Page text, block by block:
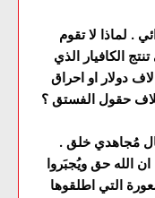
. لماذا لا تقوم
الكافيار الذي
يصل سعر الكيلو الواحد منه إلى 3000 الاف دولار او احراق
حقول الفستق ؟
مُجاهدي خلق .
الله حق ويُجبَروا
التي اطلقوها